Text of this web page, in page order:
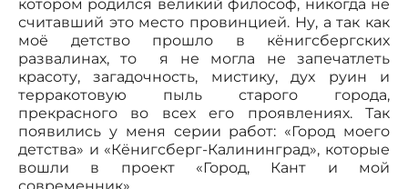
котором родился великий философ, никогда не
считавший это место провинцией. Ну, а так как
моё детство прошло в кёнигсбергских
развалинах, то я не могла не запечатлеть
красоту, загадочность, мистику, дух руин и
терракотовую пыль старого города,
прекрасного во всех его проявлениях. Так
появились у меня серии работ: «Город моего
детства» и «Кёнигсберг-Калининград», которые
вошли в проект «Город, Кант и мой